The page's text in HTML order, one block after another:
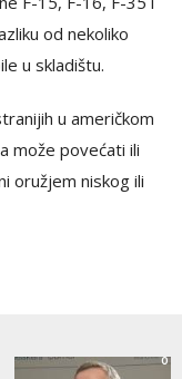
od nekoliko
u skladištu.
u američkom
može povećati ili
oružjem niskog ili
0